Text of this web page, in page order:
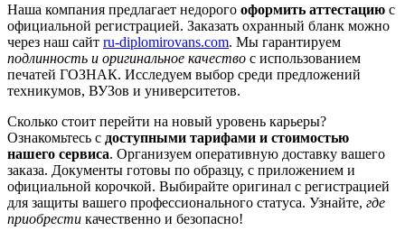
Наша компания предлагает недорого оформить аттестацию с
официальной регистрацией. Заказать охранный бланк можно
через наш сайт ru-diplomirovans.com. Мы гарантируем
подлинность и оригинальное качество с использованием
печатей ГОЗНАК. Исследуем выбор среди предложений
техникумов, ВУЗов и университетов.
Сколько стоит перейти на новый уровень карьеры?
Ознакомьтесь с доступными тарифами и стоимостью
нашего сервиса. Организуем оперативную доставку вашего
заказа. Документы готовы по образцу, с приложением и
официальной корочкой. Выбирайте оригинал с регистрацией
для защиты вашего профессионального статуса. Узнайте, где
приобрести качественно и безопасно!